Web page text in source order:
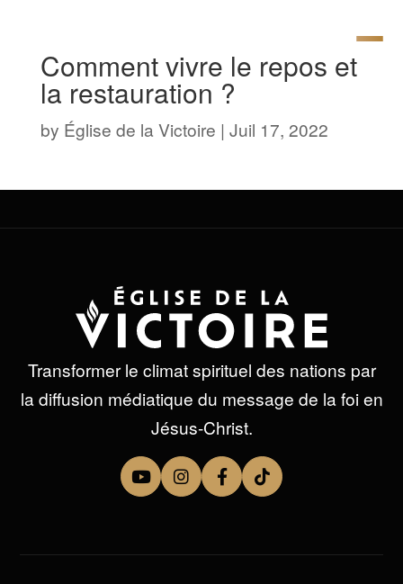
Comment vivre le repos et
la restauration ?
by Église de la Victoire | Juil 17, 2022
Transformer le climat spirituel des nations par
la diffusion médiatique du message de la foi en
Jésus-Christ.